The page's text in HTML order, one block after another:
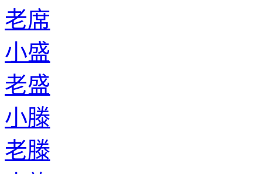
老席
小盛
老盛
小滕
老滕